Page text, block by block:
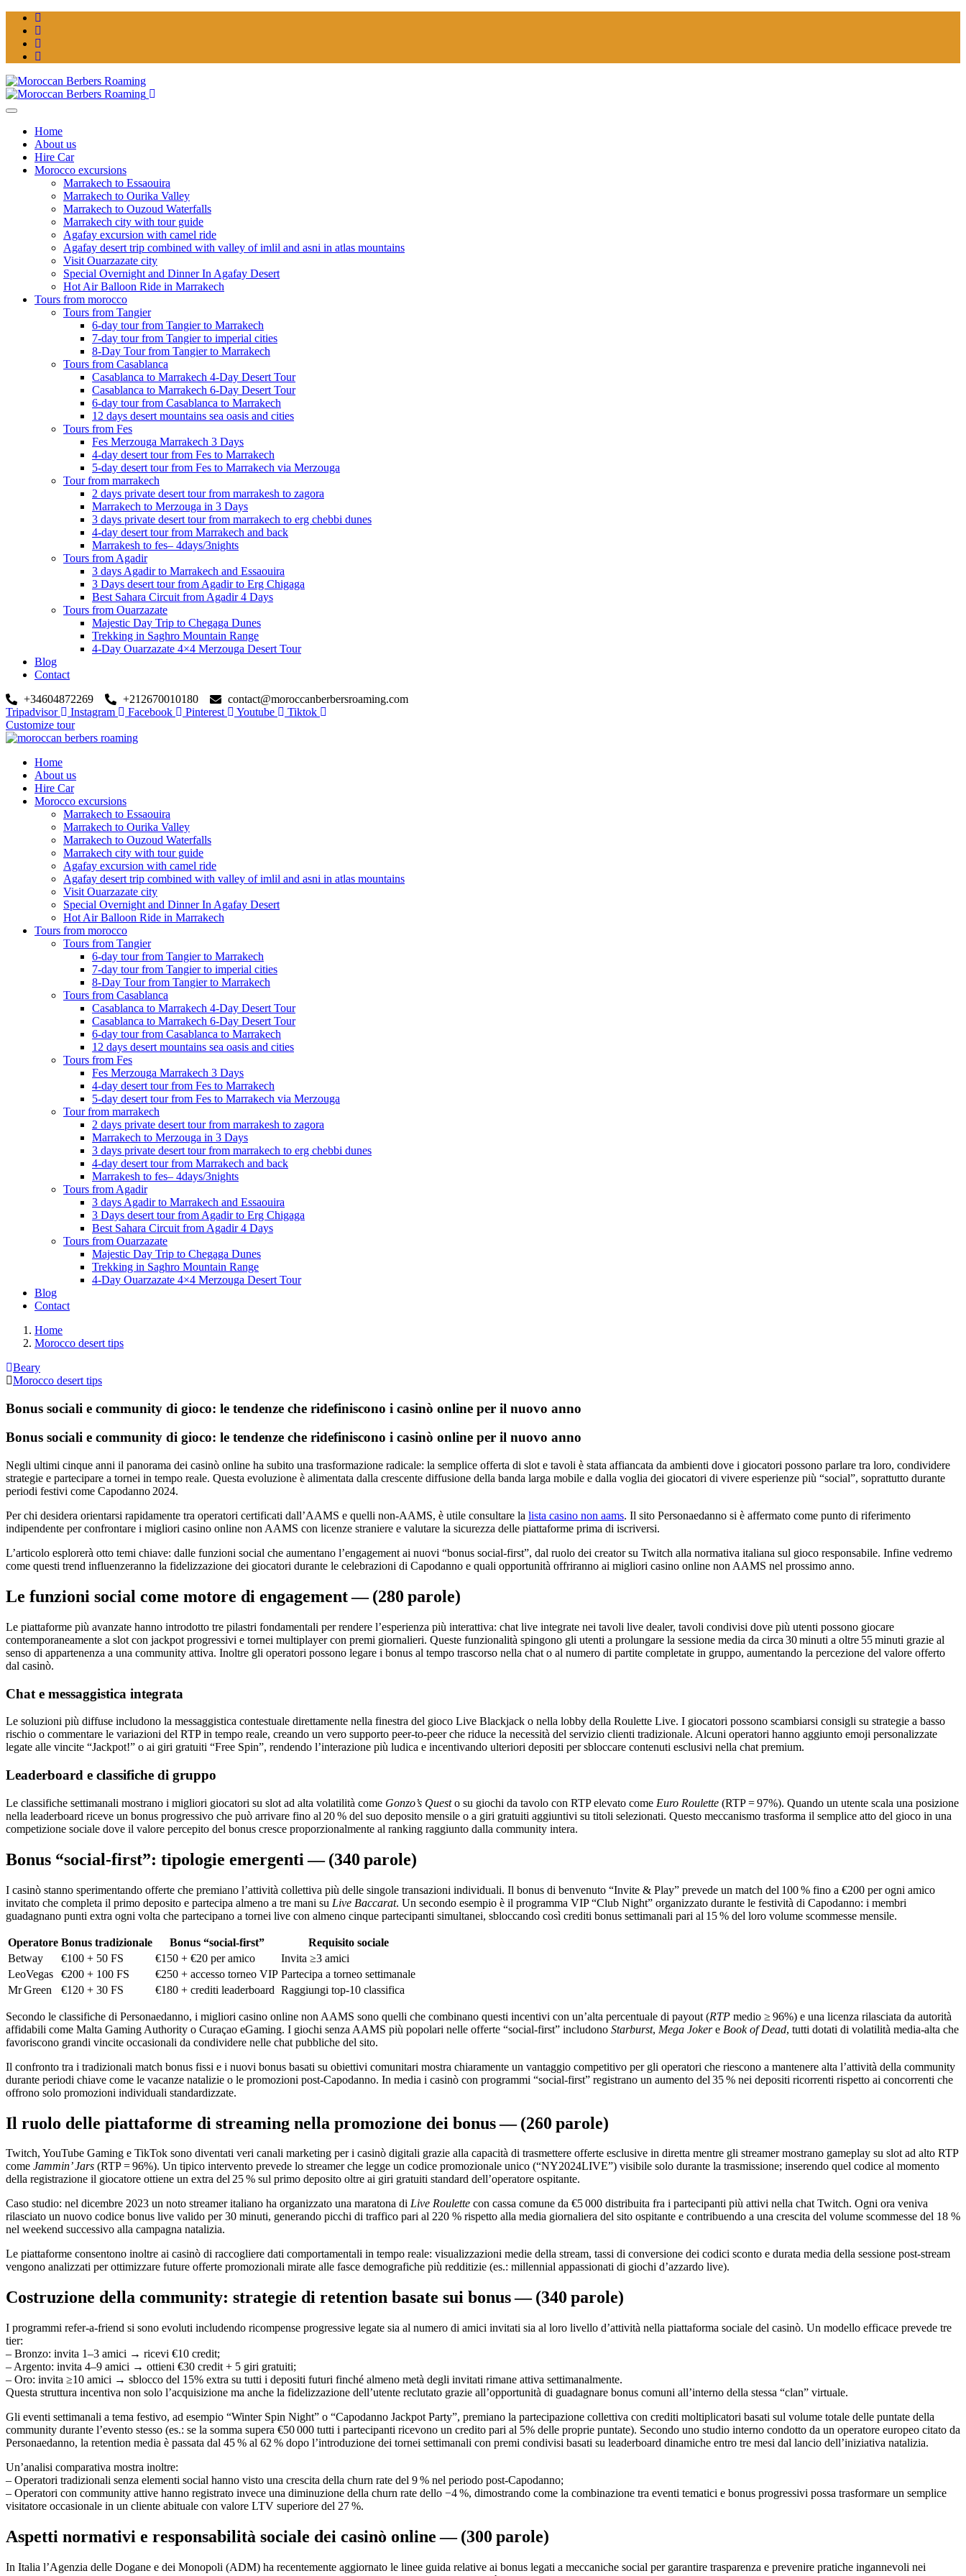
Home
About us
Hire Car
Morocco excursions
Marrakech to Essaouira
Marrakech to Ourika Valley
Marrakech to Ouzoud Waterfalls
Marrakech city with tour guide
Agafay excursion with camel ride
Agafay desert trip combined with valley of imlil and asni in atlas mountains
Visit Ouarzazate city
Special Overnight and Dinner In Agafay Desert
Hot Air Balloon Ride in Marrakech
Tours from morocco
Tours from Tangier
6-day tour from Tangier to Marrakech
7-day tour from Tangier to imperial cities
8-Day Tour from Tangier to Marrakech
Tours from Casablanca
Casablanca to Marrakech 4-Day Desert Tour
Casablanca to Marrakech 6-Day Desert Tour
6-day tour from Casablanca to Marrakech
12 days desert mountains sea oasis and cities
Tours from Fes
Fes Merzouga Marrakech 3 Days
4-day desert tour from Fes to Marrakech
5-day desert tour from Fes to Marrakech via Merzouga
Tour from marrakech
2 days private desert tour from marrakesh to zagora
Marrakech to Merzouga in 3 Days
3 days private desert tour from marrakech to erg chebbi dunes
4-day desert tour from Marrakech and back
Marrakesh to fes– 4days/3nights
Tours from Agadir
3 days Agadir to Marrakech and Essaouira
3 Days desert tour from Agadir to Erg Chigaga
Best Sahara Circuit from Agadir 4 Days
Tours from Ouarzazate
Majestic Day Trip to Chegaga Dunes
Trekking in Saghro Mountain Range
4-Day Ouarzazate 4×4 Merzouga Desert Tour
Blog
Contact
+34604872269
+212670010180
contact@moroccanberbersroaming.com
Tripadvisor
Instagram Facebook Pinterest Youtube
Tiktok
Customize tour
Home
About us
Hire Car
Morocco excursions
Marrakech to Essaouira
Marrakech to Ourika Valley
Marrakech to Ouzoud Waterfalls
Marrakech city with tour guide
Agafay excursion with camel ride
Agafay desert trip combined with valley of imlil and asni in atlas mountains
Visit Ouarzazate city
Special Overnight and Dinner In Agafay Desert
Hot Air Balloon Ride in Marrakech
Tours from morocco
Tours from Tangier
6-day tour from Tangier to Marrakech
7-day tour from Tangier to imperial cities
8-Day Tour from Tangier to Marrakech
Tours from Casablanca
Casablanca to Marrakech 4-Day Desert Tour
Casablanca to Marrakech 6-Day Desert Tour
6-day tour from Casablanca to Marrakech
12 days desert mountains sea oasis and cities
Tours from Fes
Fes Merzouga Marrakech 3 Days
4-day desert tour from Fes to Marrakech
5-day desert tour from Fes to Marrakech via Merzouga
Tour from marrakech
2 days private desert tour from marrakesh to zagora
Marrakech to Merzouga in 3 Days
3 days private desert tour from marrakech to erg chebbi dunes
4-day desert tour from Marrakech and back
Marrakesh to fes– 4days/3nights
Tours from Agadir
3 days Agadir to Marrakech and Essaouira
3 Days desert tour from Agadir to Erg Chigaga
Best Sahara Circuit from Agadir 4 Days
Tours from Ouarzazate
Majestic Day Trip to Chegaga Dunes
Trekking in Saghro Mountain Range
4-Day Ouarzazate 4×4 Merzouga Desert Tour
Blog
Contact
Home
Morocco desert tips
Beary
Morocco desert tips
Bonus sociali e community di gioco: le tendenze che ridefiniscono i casinò online per il nuovo anno
Bonus sociali e community di gioco: le tendenze che ridefiniscono i casinò online per il nuovo anno
Negli ultimi cinque anni il panorama dei casinò online ha subito una trasformazione radicale: la semplice offerta di slot e tavoli è stata affiancata da ambienti dove i giocatori possono parlare tra loro, condividere
strategie e partecipare a tornei in tempo reale. Questa evoluzione è alimentata dalla crescente diffusione della banda larga mobile e dalla voglia dei giocatori di vivere esperienze più “social”, soprattutto durante
periodi festivi come Capodanno 2024.
Per chi desidera orientarsi rapidamente tra operatori certificati dall’AAMS e quelli non‑AAMS, è utile consultare la lista casino non aams. Il sito Personaedanno si è affermato come punto di riferimento
indipendente per confrontare i migliori casino online non AAMS con licenze straniere e valutare la sicurezza delle piattaforme prima di iscriversi.
L’articolo esplorerà otto temi chiave: dalle funzioni social che aumentano l’engagement ai nuovi “bonus social‑first”, dal ruolo dei creator su Twitch alla normativa italiana sul gioco responsabile. Infine vedremo
come questi trend influenzeranno la fidelizzazione dei giocatori durante le celebrazioni di Capodanno e quali opportunità offriranno ai migliori casino online non AAMS nel prossimo anno.
Le funzioni social come motore di engagement — (280 parole)
Le piattaforme più avanzate hanno introdotto tre pilastri fondamentali per rendere l’esperienza più interattiva: chat live integrate nei tavoli live dealer, tavoli condivisi dove più utenti possono giocare
contemporaneamente a slot con jackpot progressivi e tornei multiplayer con premi giornalieri. Queste funzionalità spingono gli utenti a prolungare la sessione media da circa 30 minuti a oltre 55 minuti grazie al
senso di appartenenza a una community attiva. Inoltre gli operatori possono legare i bonus al tempo trascorso nella chat o al numero di partite completate in gruppo, aumentando la percezione del valore offerto
dal casinò.
Chat e messaggistica integrata
Le soluzioni più diffuse includono la messaggistica contestuale direttamente nella finestra del gioco Live Blackjack o nella lobby della Roulette Live. I giocatori possono scambiarsi consigli su strategie a basso
rischio o commentare le variazioni del RTP in tempo reale, creando un vero supporto peer‑to‑peer che riduce la necessità del servizio clienti tradizionale. Alcuni operatori hanno aggiunto emoji personalizzate
legate alle vincite “Jackpot!” o ai giri gratuiti “Free Spin”, rendendo l’interazione più ludica e incentivando ulteriori depositi per sbloccare contenuti esclusivi nella chat premium.
Leaderboard e classifiche di gruppo
Le classifiche settimanali mostrano i migliori giocatori su slot ad alta volatilità come Gonzo’s Questo su giochi da tavolo con RTP elevato come Euro Roulette (RTP = 97%). Quando un utente scala una posizione
nella leaderboard riceve un bonus progressivo che può arrivare fino al 20 % del suo deposito mensile o a giri gratuiti aggiuntivi su titoli selezionati. Questo meccanismo trasforma il semplice atto del gioco in una
competizione sociale dove il valore percepito del bonus cresce proporzionalmente al ranking raggiunto dalla community intera.
Bonus “social‑first”: tipologie emergenti — (340 parole)
I casinò stanno sperimentando offerte che premiano l’attività collettiva più delle singole transazioni individuali. Il bonus di benvenuto “Invite & Play” prevede un match del 100 % fino a €200 per ogni amico
invitato che completa il primo deposito e partecipa almeno a tre mani su Live Baccarat. Un secondo esempio è il programma VIP “Club Night” organizzato durante le festività di Capodanno: i membri
guadagnano punti extra ogni volta che partecipano a tornei live con almeno cinque partecipanti simultanei, sbloccando così crediti bonus settimanali pari al 15 % del loro volume scommesse mensile.
Operatore Bonus tradizionale Bonus “social‑first”
Requisito sociale
Betway
€100 + 50 FS €150 + €20 per amico
Invita ≥3 amici
LeoVegas
€200 + 100 FS €250 + accesso torneo VIP Partecipa a torneo settimanale
Mr Green
€120 + 30 FS €180 + crediti leaderboard Raggiungi top‑10 classifica
Secondo le classifiche di Personaedanno, i migliori casino online non AAMS sono quelli che combinano questi incentivi con un’alta percentuale di payout (RTP medio ≥ 96%) e una licenza rilasciata da autorità
affidabili come Malta Gaming Authority o Curaçao eGaming. I giochi senza AAMS più popolari nelle offerte “social‑first” includono Starburst, Mega Jokere Book of Dead, tutti dotati di volatilità media‑alta che
favoriscono grandi vincite occasionali da condividere nelle chat pubbliche del sito.
Il confronto tra i tradizionali match bonus fissi e i nuovi bonus basati su obiettivi comunitari mostra chiaramente un vantaggio competitivo per gli operatori che riescono a mantenere alta l’attività della community
durante periodi chiave come le vacanze natalizie o le promozioni post‑Capodanno. In media i casinò con programmi “social‑first” registrano un aumento del 35 % nei depositi ricorrenti rispetto ai concorrenti che
offrono solo promozioni individuali standardizzate.
Il ruolo delle piattaforme di streaming nella promozione dei bonus — (260 parole)
Twitch, YouTube Gaming e TikTok sono diventati veri canali marketing per i casinò digitali grazie alla capacità di trasmettere offerte esclusive in diretta mentre gli streamer mostrano gameplay su slot ad alto RTP
come Jammin’ Jars (RTP = 96%). Un tipico intervento prevede lo streamer che legge un codice promozionale unico (“NY2024LIVE”) visibile solo durante la trasmissione; inserendo quel codice al momento
della registrazione il giocatore ottiene un extra del 25 % sul primo deposito oltre ai giri gratuiti standard dell’operatore ospitante.
Caso studio: nel dicembre 2023 un noto streamer italiano ha organizzato una maratona di Live Roulette con cassa comune da €5 000 distribuita fra i partecipanti più attivi nella chat Twitch. Ogni ora veniva
rilasciato un nuovo codice bonus live valido per 30 minuti, generando picchi di traffico pari al 220 % rispetto alla media giornaliera del sito ospitante e contribuendo a una crescita del volume scommesse del 18 %
nel weekend successivo alla campagna natalizia.
Le piattaforme consentono inoltre ai casinò di raccogliere dati comportamentali in tempo reale: visualizzazioni medie della stream, tassi di conversione dei codici sconto e durata media della sessione post‑stream
vengono analizzati per ottimizzare future offerte promozionali mirate alle fasce demografiche più redditizie (es.: millennial appassionati di giochi d’azzardo live).
Costruzione della community: strategie di retention basate sui bonus — (340 parole)
I programmi refer‑a‑friend si sono evoluti includendo ricompense progressive legate sia al numero di amici invitati sia al loro livello d’attività nella piattaforma sociale del casinò. Un modello efficace prevede tre
tier:
– Bronzo: invita 1–3 amici → ricevi €10 credit;
– Argento: invita 4–9 amici → ottieni €30 credit + 5 giri gratuiti;
– Oro: invita ≥10 amici → sblocco del 15% extra su tutti i depositi futuri finché almeno metà degli invitati rimane attiva settimanalmente.
Questa struttura incentiva non solo l’acquisizione ma anche la fidelizzazione dell’utente reclutato grazie all’opportunità di guadagnare bonus comuni all’interno della stessa “clan” virtuale.
Gli eventi settimanali a tema festivo, ad esempio “Winter Spin Night” o “Capodanno Jackpot Party”, premiano la partecipazione collettiva con crediti moltiplicatori basati sul volume totale delle puntate della
community durante l’evento stesso (es.: se la somma supera €50 000 tutti i partecipanti ricevono un credito pari al 5% delle proprie puntate). Secondo uno studio interno condotto da un operatore europeo citato da
Personaedanno, la retention media è passata dal 45 % al 62 % dopo l’introduzione dei tornei settimanali con premi condivisi basati su leaderboard dinamiche entro tre mesi dal lancio dell’iniziativa natalizia.
Un’analisi comparativa mostra inoltre:
– Operatori tradizionali senza elementi social hanno visto una crescita della churn rate del 9 % nel periodo post‑Capodanno;
– Operatori con community attive hanno registrato invece una diminuzione della churn rate dello −4 %, dimostrando come la combinazione tra eventi tematici e bonus progressivi possa trasformare un semplice
visitatore occasionale in un cliente abituale con valore LTV superiore del 27 %.
Aspetti normativi e responsabilità sociale dei casinò online — (300 parole)
In Italia l’Agenzia delle Dogane e dei Monopoli (ADM) ha recentemente aggiornato le linee guida relative ai bonus legati a meccaniche social per garantire trasparenza e prevenire pratiche ingannevoli nei